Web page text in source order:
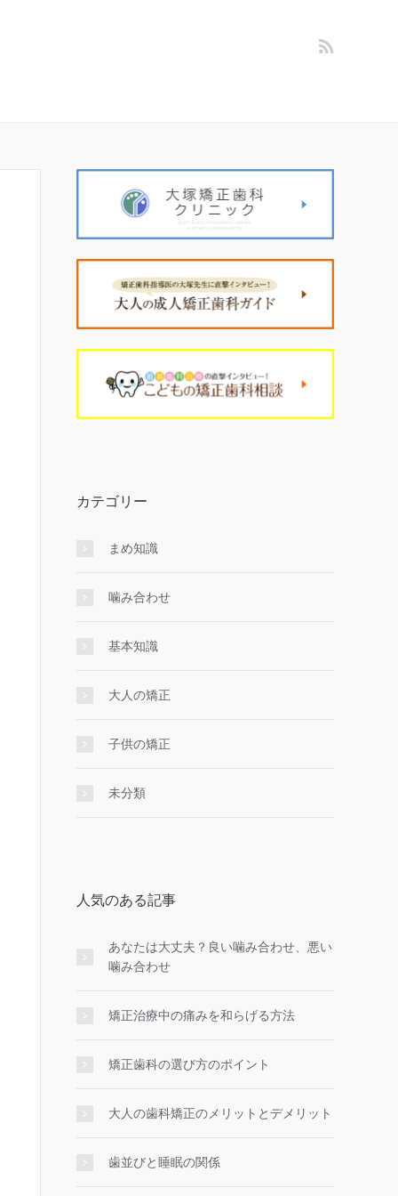
カテゴリー
まめ知識
噛み合わせ
基本知識
大人の矯正
子供の矯正
未分類
人気のある記事
あなたは大丈夫？良い噛み合わせ、悪い
噛み合わせ
矯正治療中の痛みを和らげる方法
矯正歯科の選び方のポイント
大人の歯科矯正のメリットとデメリット
歯並びと睡眠の関係